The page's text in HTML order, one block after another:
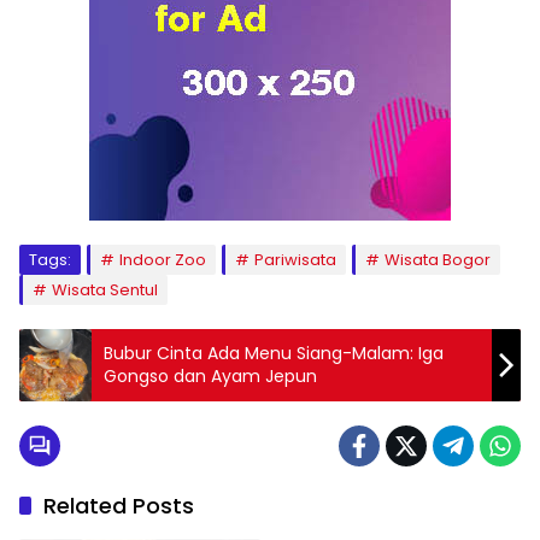
Tags: Indoor Zoo Pariwisata
Wisata Bogor
Wisata Sentul
Bubur Cinta Ada Menu Siang-Malam: Iga
Gongso dan Ayam Jepun
Related Posts